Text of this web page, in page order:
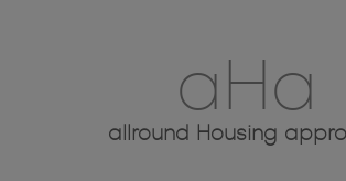
aHa
allround Housing